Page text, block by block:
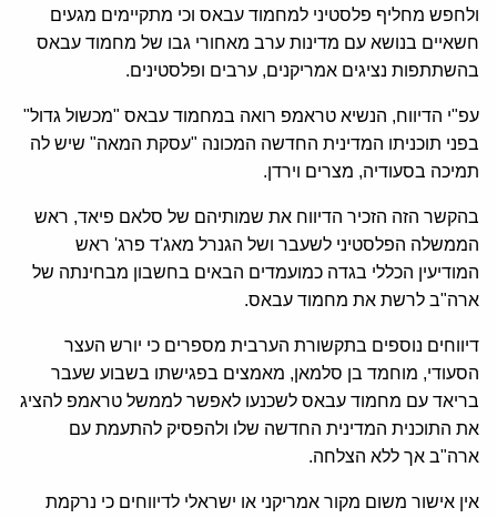
ולחפש מחליף פלסטיני למחמוד עבאס וכי מתקיימים מגעים
חשאיים בנושא עם מדינות ערב מאחורי גבו של מחמוד עבאס
בהשתתפות נציגים אמריקנים, ערבים ופלסטינים.
עפ"י הדיווח, הנשיא טראמפ רואה במחמוד עבאס "מכשול גדול"
בפני תוכניתו המדינית החדשה המכונה "עסקת המאה" שיש לה
תמיכה בסעודיה, מצרים וירדן.
בהקשר הזה הזכיר הדיווח את שמותיהם של סלאם פיאד, ראש
הממשלה הפלסטיני לשעבר ושל הגנרל מאג'ד פרג' ראש
המודיעין הכללי בגדה כמועמדים הבאים בחשבון מבחינתה של
ארה"ב לרשת את מחמוד עבאס.
דיווחים נוספים בתקשורת הערבית מספרים כי יורש העצר
הסעודי, מוחמד בן סלמאן, מאמצים בפגישתו בשבוע שעבר
בריאד עם מחמוד עבאס לשכנעו לאפשר לממשל טראמפ להציג
את התוכנית המדינית החדשה שלו ולהפסיק להתעמת עם
ארה"ב אך ללא הצלחה.
אין אישור משום מקור אמריקני או ישראלי לדיווחים כי נרקמת